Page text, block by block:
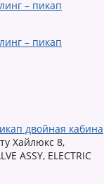
двойная кабина
Хайлюкс 8,
ASSY, ELECTRIC